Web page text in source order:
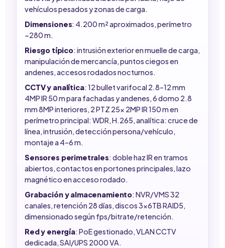
vehículos pesados y zonas de carga.
Dimensiones: 4.200 m² aproximados, perímetro
~280 m.
Riesgo típico: intrusión exterior en muelle de carga,
manipulación de mercancía, puntos ciegos en
andenes, accesos rodados nocturnos.
CCTV y analítica: 12 bullet varifocal 2.8–12 mm
4MP IR 50 m para fachadas y andenes, 6 domo 2.8
mm 8MP interiores, 2 PTZ 25x 2MP IR 150 m en
perímetro principal: WDR, H.265, analítica: cruce de
línea, intrusión, detección persona/vehículo,
montaje a 4–6 m.
Sensores perimetrales: doble haz IR en tramos
abiertos, contactos en portones principales, lazo
magnético en acceso rodado.
Grabación y almacenamiento: NVR/VMS 32
canales, retención 28 días, discos 3x6TB RAID5,
dimensionado según fps/bitrate/retención.
Red y energía: PoE gestionado, VLAN CCTV
dedicada, SAI/UPS 2000 VA.